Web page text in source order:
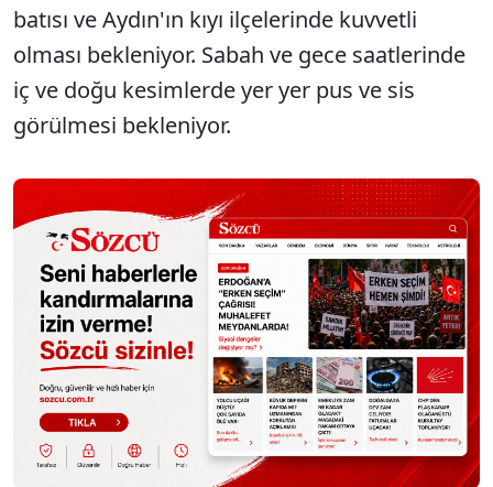
batısı ve Aydın'ın kıyı ilçelerinde kuvvetli
olması bekleniyor. Sabah ve gece saatlerinde
iç ve doğu kesimlerde yer yer pus ve sis
görülmesi bekleniyor.